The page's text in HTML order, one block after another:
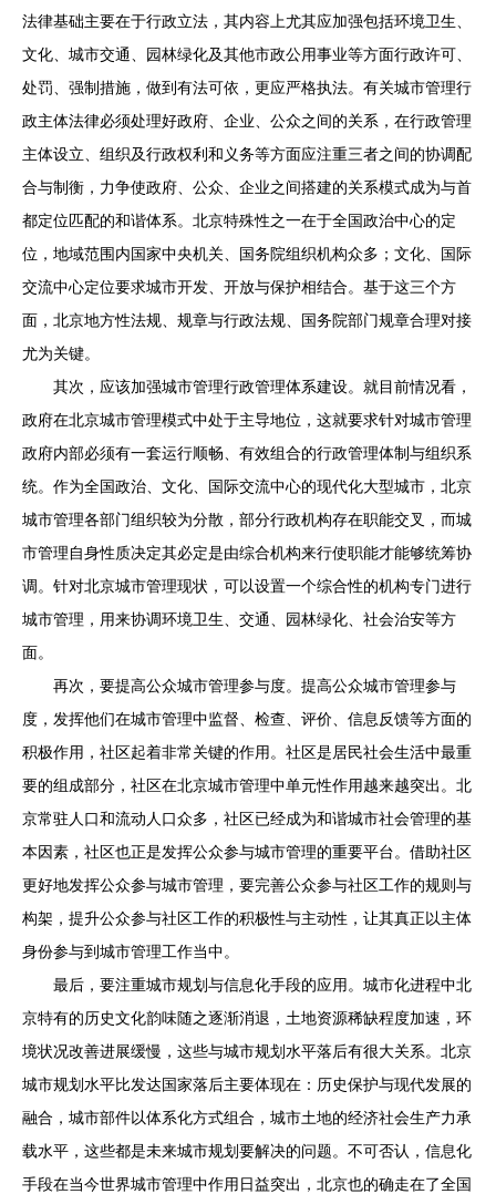
法律基础主要在于行政立法，其内容上尤其应加强包括环境卫生、
文化、城市交通、园林绿化及其他市政公用事业等方面行政许可、
处罚、强制措施，做到有法可依，更应严格执法。有关城市管理行
政主体法律必须处理好政府、企业、公众之间的关系，在行政管理
主体设立、组织及行政权利和义务等方面应注重三者之间的协调配
合与制衡，力争使政府、公众、企业之间搭建的关系模式成为与首
都定位匹配的和谐体系。北京特殊性之一在于全国政治中心的定
位，地域范围内国家中央机关、国务院组织机构众多；文化、国际
交流中心定位要求城市开发、开放与保护相结合。基于这三个方
面，北京地方性法规、规章与行政法规、国务院部门规章合理对接
尤为关键。
其次，应该加强城市管理行政管理体系建设。就目前情况看，
政府在北京城市管理模式中处于主导地位，这就要求针对城市管理
政府内部必须有一套运行顺畅、有效组合的行政管理体制与组织系
统。作为全国政治、文化、国际交流中心的现代化大型城市，北京
城市管理各部门组织较为分散，部分行政机构存在职能交叉，而城
市管理自身性质决定其必定是由综合机构来行使职能才能够统筹协
调。针对北京城市管理现状，可以设置一个综合性的机构专门进行
城市管理，用来协调环境卫生、交通、园林绿化、社会治安等方
面。
再次，要提高公众城市管理参与度。提高公众城市管理参与
度，发挥他们在城市管理中监督、检查、评价、信息反馈等方面的
积极作用，社区起着非常关键的作用。社区是居民社会生活中最重
要的组成部分，社区在北京城市管理中单元性作用越来越突出。北
京常驻人口和流动人口众多，社区已经成为和谐城市社会管理的基
本因素，社区也正是发挥公众参与城市管理的重要平台。借助社区
更好地发挥公众参与城市管理，要完善公众参与社区工作的规则与
构架，提升公众参与社区工作的积极性与主动性，让其真正以主体
身份参与到城市管理工作当中。
最后，要注重城市规划与信息化手段的应用。城市化进程中北
京特有的历史文化韵味随之逐渐消退，土地资源稀缺程度加速，环
境状况改善进展缓慢，这些与城市规划水平落后有很大关系。北京
城市规划水平比发达国家落后主要体现在：历史保护与现代发展的
融合，城市部件以体系化方式组合，城市土地的经济社会生产力承
载水平，这些都是未来城市规划要解决的问题。不可否认，信息化
手段在当今世界城市管理中作用日益突出，北京也的确走在了全国